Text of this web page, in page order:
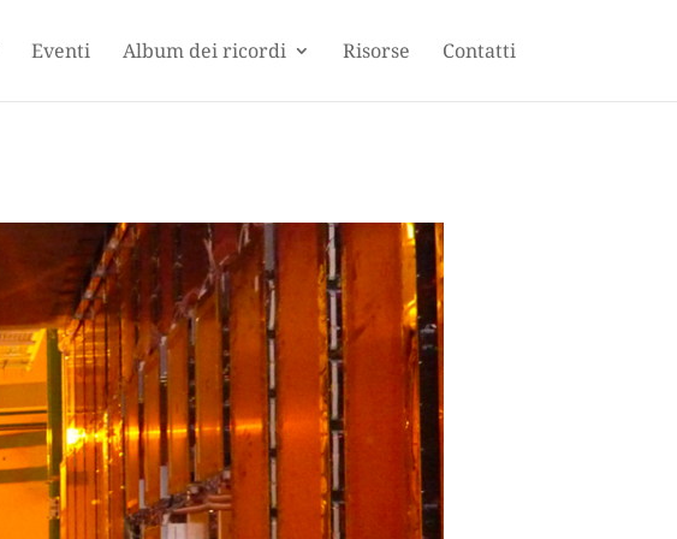
Eventi Album dei ricordi Risorse Contatti